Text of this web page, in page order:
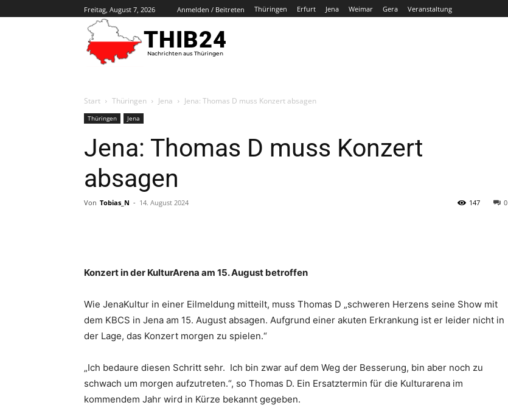
Freitag, August 7, 2026 Anmelden / Beitreten Thüringen Erfurt Jena Weimar Gera Veranstaltung
THIB24
Nachrichten aus Thüringen
Start Thüringen Jena Jena: Thomas D muss Konzert absagen
Thüringen Jena
Jena: Thomas D muss Konzert
absagen
Von Tobias_N - 14. August 2024 0
147
Konzert in der KulturArena am 15. August betroffen
Wie JenaKultur in einer Eilmeldung mitteilt, muss Thomas D „schweren Herzens seine Show mit
dem KBCS in Jena am 15. August absagen. Aufgrund einer akuten Erkrankung ist er leider nicht in
der Lage, das Konzert morgen zu spielen.“
„Ich bedaure diesen Schritt sehr. Ich bin zwar auf dem Weg der Besserung, bin aber noch zu
schwach um morgen aufzutreten.“, so Thomas D. Ein Ersatztermin für die Kulturarena im
kommendem Jahr wird in Kürze bekannt gegeben.